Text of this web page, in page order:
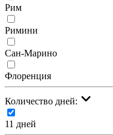
Рим
Римини
Сан-Марино
Флоренция
Количество дней:
11 дней